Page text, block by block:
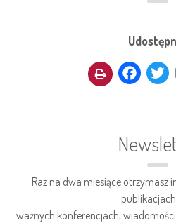
Raz na dwa miesiące otrzymasz
publikacjach
ważnych konferencjach, wiadomości